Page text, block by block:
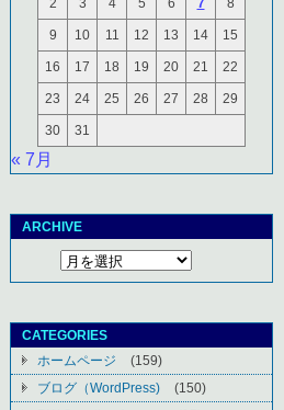
2 3 4 5 6 7 8
9 10 11 12 13 14 15
16 17 18 19 20 21 22
23 24 25 26 27 28 29
30 31
« 7月
ARCHIVE
CATEGORIES
ホームページ
(159)
ブログ（WordPress)
(150)